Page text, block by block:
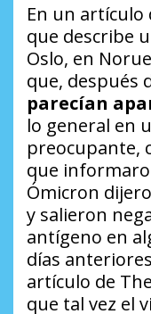
En un artículo
que describe
Oslo, en
que, después
parecían
lo general en
preocupante,
que
Ómicron
y salieron
antígeno en
días
artículo de
que tal vez el